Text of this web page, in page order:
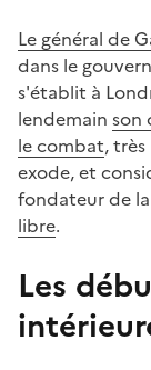
Le général de
dans le
s'établit à
lendemain son
le combat,
exode, et
fondateur de
libre.
Les